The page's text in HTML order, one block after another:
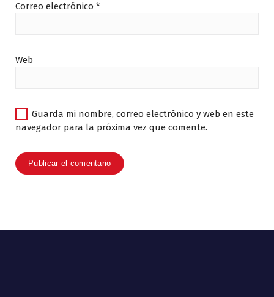
Correo electrónico *
Web
Guarda mi nombre, correo electrónico y web en este
navegador para la próxima vez que comente.